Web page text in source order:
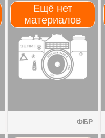
Ещё нет
материалов
ФБР